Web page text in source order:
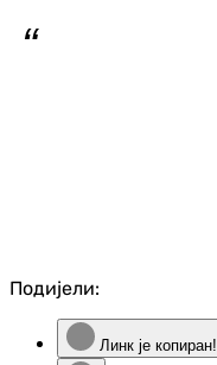
Подијели:
Линк је копиран!